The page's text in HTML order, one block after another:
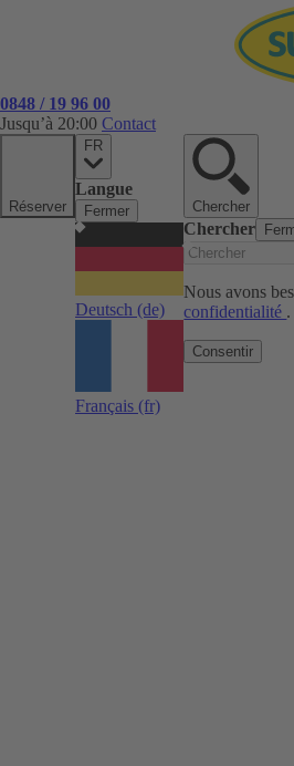
0848 / 19 96 00
Jusqu’à 20:00 Contact
Réserver
FR
Langue
Fermer
Deutsch (de)
Français (fr)
Chercher
Chercher
Nous avons
confidentialité .
Consentir